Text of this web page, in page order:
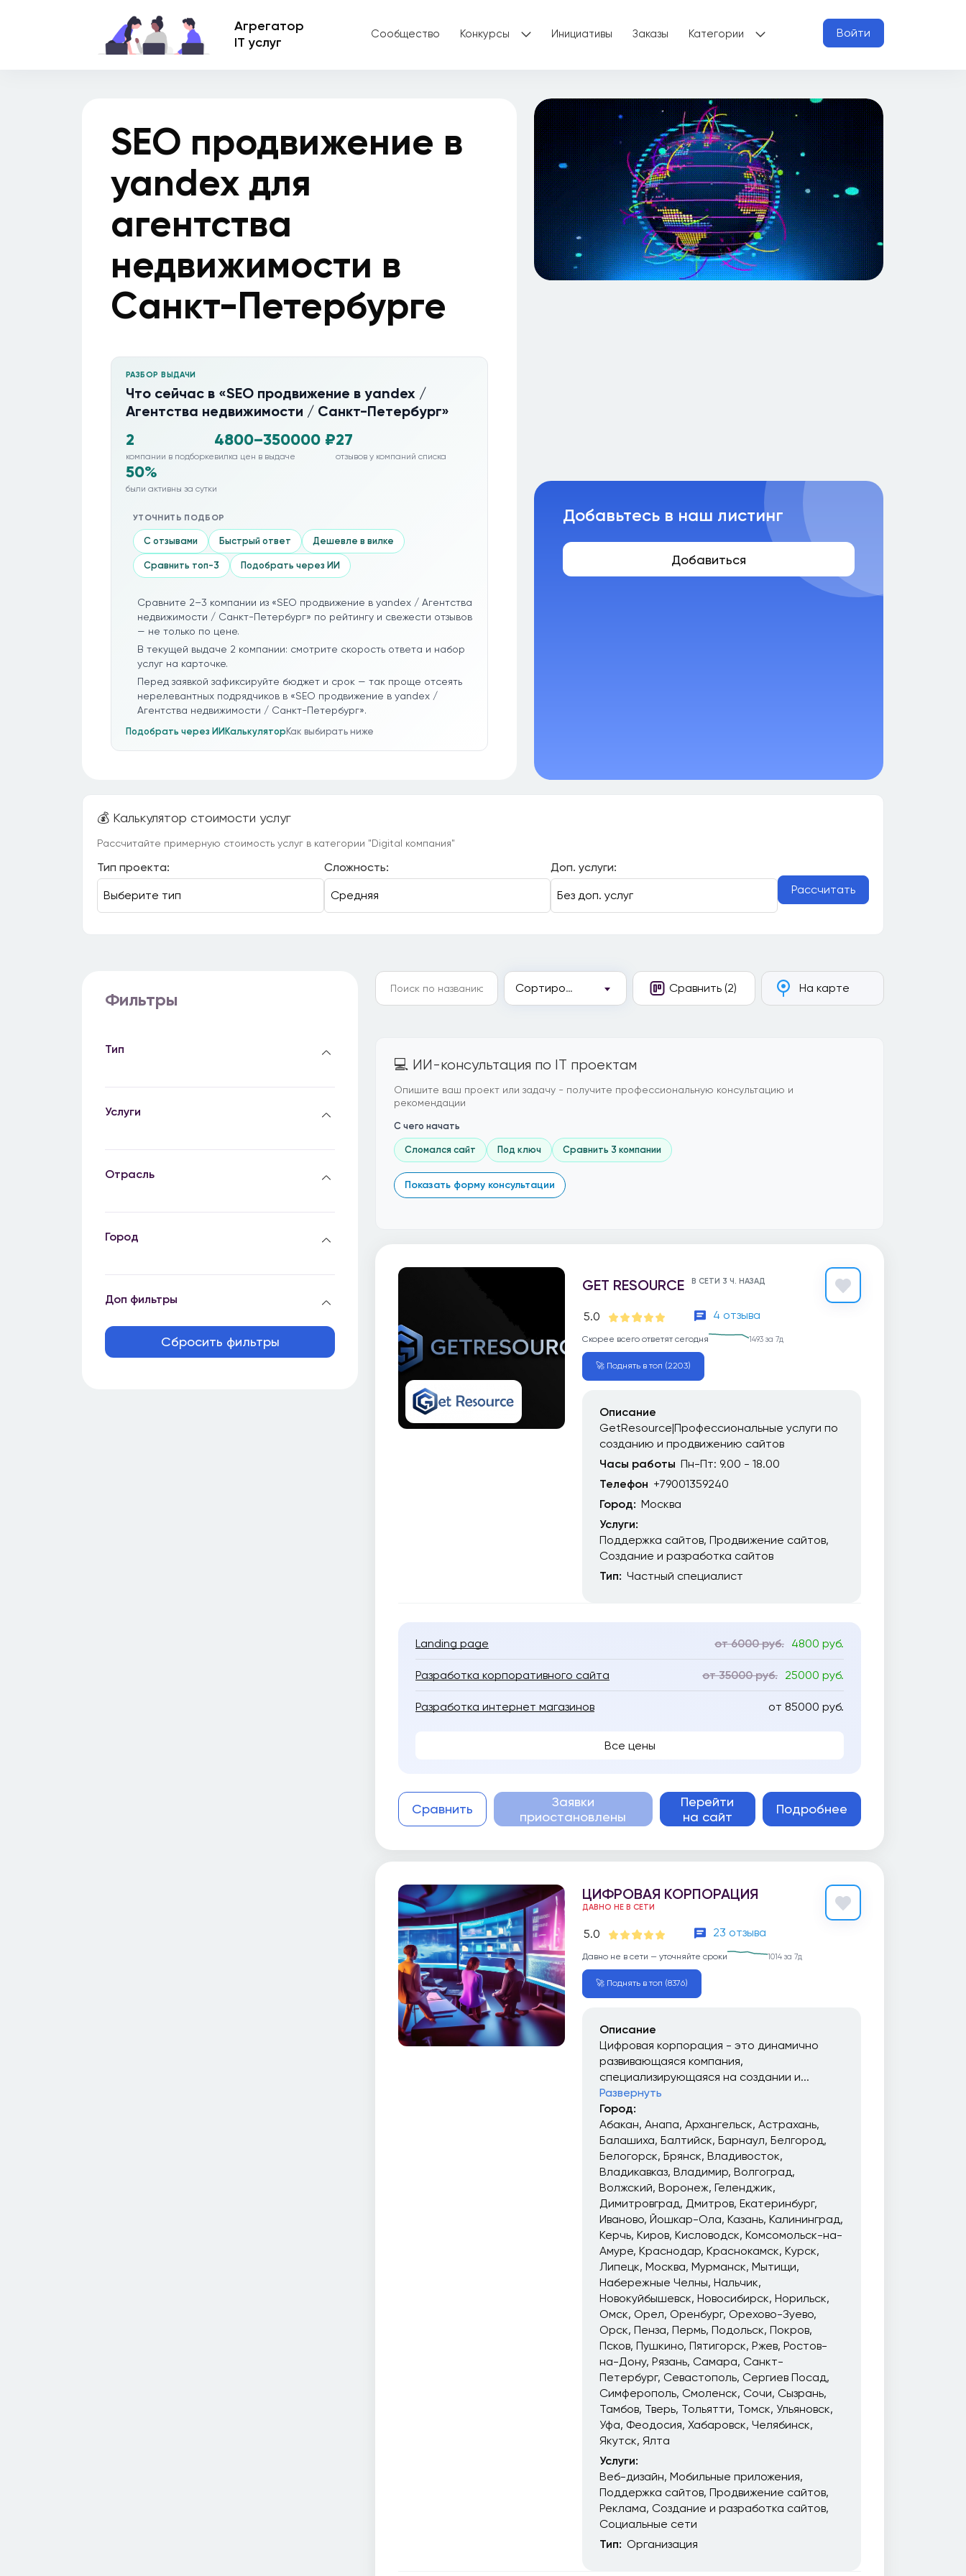
Агрегатор
IT услуг
Сообщество Конкурсы Инициативы Заказы Категории Войти
SEO продвижение в
yandex для
агентства
недвижимости в
Санкт-Петербурге
РАЗБОР ВЫДАЧИ
Что сейчас в «SEO продвижение в yandex /
Агентства недвижимости / Санкт-Петербург»
2
компании в подборке
4800–350000 ₽
вилка цен в выдаче
27
отзывов у компаний списка
50%
были активны за сутки
УТОЧНИТЬ ПОДБОР
С отзывами Быстрый ответ Дешевле в вилке
Сравнить топ-3 Подобрать через ИИ
Сравните 2–3 компании из «SEO продвижение в yandex / Агентства
недвижимости / Санкт-Петербург» по рейтингу и свежести отзывов
— не только по цене.
В текущей выдаче 2 компании: смотрите скорость ответа и набор
услуг на карточке.
Перед заявкой зафиксируйте бюджет и срок — так проще отсеять
нерелевантных подрядчиков в «SEO продвижение в yandex /
Агентства недвижимости / Санкт-Петербург».
Подобрать через ИИКалькуляторКак выбирать ниже
Добавьтесь в наш листинг
Добавиться
💰 Калькулятор стоимости услуг
Рассчитайте примерную стоимость услуг в категории "Digital компания"
Тип проекта: Сложность:
Доп. услуги:
Рассчитать
Фильтры
Тип
Услуги
Отрасль
Город
Доп фильтры
Сбросить фильтры
Сравнить (2)
Сортировка На карте
💻 ИИ-консультация по IT проектам
Опишите ваш проект или задачу - получите профессиональную консультацию и
рекомендации
С чего начать
Сломался сайт Под ключ Сравнить 3 компании
Показать форму консультации
GET RESOURCE В СЕТИ 3 Ч. НАЗАД
5.0 4 отзыва
Скорее всего ответят сегодня 1493 за 7д
🚀 Поднять в топ (2203)
Описание
GetResource|Профессиональные услуги по
созданию и продвижению сайтов
Часы работы Пн-Пт: 9.00 - 18.00
Телефон +79001359240
Город: Москва
Услуги:
Поддержка сайтов Продвижение сайтов
Создание и разработка сайтов
Тип: Частный специалист
Landing page от 6000 руб. 4800 руб.
Разработка корпоративного сайта от 35000 руб. 25000 руб.
Разработка интернет магазинов от 85000 руб.
Все цены
Сравнить
Заявки
приостановлены
Перейти
на сайт
Подробнее
ЦИФРОВАЯ КОРПОРАЦИЯ
ДАВНО НЕ В СЕТИ
5.0 23 отзыва
Давно не в сети — уточняйте сроки 1014 за 7д
🚀 Поднять в топ (8376)
Описание
Цифровая корпорация - это динамично
развивающаяся компания,
специализирующаяся на создании и...
Развернуть
Город:
Абакан Анапа Архангельск Астрахань
Балашиха Балтийск Барнаул Белгород
Белогорск Брянск Владивосток
Владикавказ Владимир Волгоград
Волжский Воронеж Геленджик
Димитровград
Дмитров Екатеринбург
Иваново Йошкар-Ола Казань Калининград
Керчь Киров Кисловодск Комсомольск-на-
Амуре Краснодар Краснокамск Курск
Липецк Москва Мурманск Мытищи
Набережные Челны Нальчик
Новокуйбышевск Новосибирск Норильск
Омск Орел Оренбург Орехово-Зуево
Орск Пенза Пермь Подольск Покров
Псков Пушкино Пятигорск Ржев Ростов-
на-Дону Рязань Самара Санкт-
Петербург Севастополь Сергиев Посад
Симферополь Смоленск Сочи Сызрань
Тамбов Тверь Тольятти Томск Ульяновск
Уфа Феодосия Хабаровск Челябинск
Якутск Ялта
Услуги:
Веб-дизайн Мобильные приложения
Поддержка сайтов Продвижение сайтов
Реклама Создание и разработка сайтов
Социальные сети
Тип: Организация